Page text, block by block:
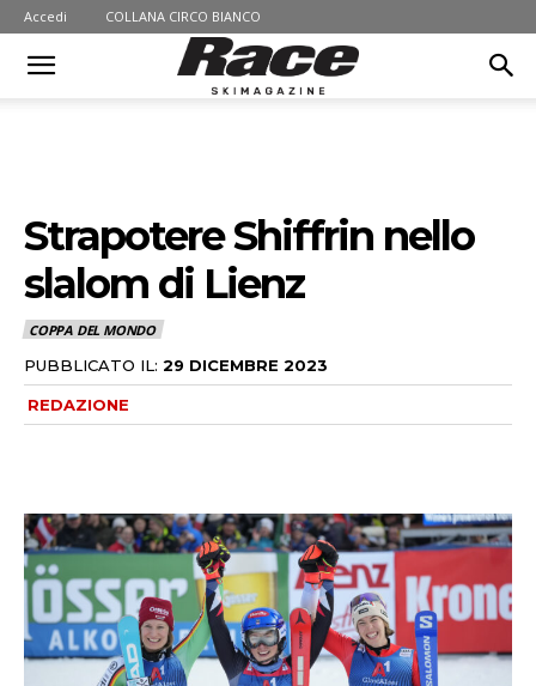
Accedi COLLANA CIRCO BIANCO
Strapotere Shiffrin nello
slalom di Lienz
COPPA DEL MONDO
PUBBLICATO IL: 29 DICEMBRE 2023
REDAZIONE